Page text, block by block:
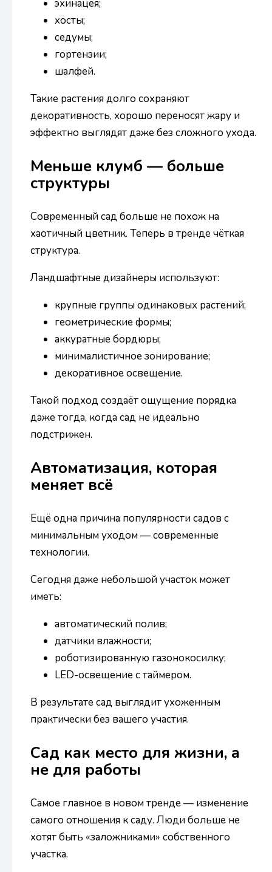
эхинацея;
хосты;
седумы;
гортензии;
шалфей.
Такие растения долго сохраняют
декоративность, хорошо переносят жару и
эффектно выглядят даже без сложного ухода.
Меньше клумб — больше
структуры
Современный сад больше не похож на
хаотичный цветник. Теперь в тренде чёткая
структура.
Ландшафтные дизайнеры используют:
крупные группы одинаковых растений;
геометрические формы;
аккуратные бордюры;
минималистичное зонирование;
декоративное освещение.
Такой подход создаёт ощущение порядка
даже тогда, когда сад не идеально
подстрижен.
Автоматизация, которая
меняет всё
Ещё одна причина популярности садов с
минимальным уходом — современные
технологии.
Сегодня даже небольшой участок может
иметь:
автоматический полив;
датчики влажности;
роботизированную газонокосилку;
LED-освещение с таймером.
В результате сад выглядит ухоженным
практически без вашего участия.
Сад как место для жизни, а
не для работы
Самое главное в новом тренде — изменение
самого отношения к саду. Люди больше не
хотят быть «заложниками» собственного
участка.